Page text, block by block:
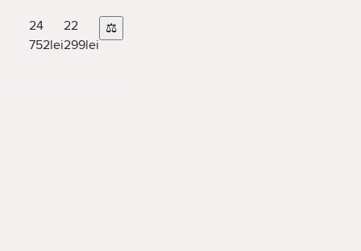
24
752lei
22
299lei
⚖